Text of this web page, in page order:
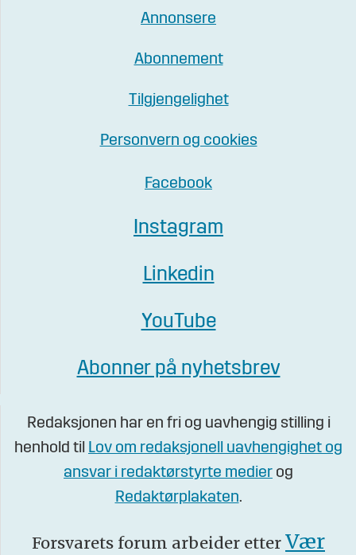
Annonsere
Abonnement
Tilgjengelighet
Personvern og cookies
Facebook
Instagram
Linkedin
YouTube
Abonner på nyhetsbrev
Redaksjonen har en fri og uavhengig stilling i
henhold til Lov om redaksjonell uavhengighet og
ansvar i redaktørstyrte medier og
Redaktørplakaten.
Forsvarets forum arbeider etter Vær